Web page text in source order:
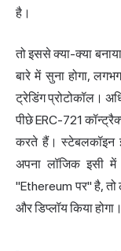
है।
तो इससे क्या-क्या
बारे में सुना होगा,
ट्रेडिंग प्रोटोकॉल।
पीछे ERC-721
करते हैं। स्टेबलकॉइन
अपना लॉजिक इसी
"Ethereum पर" है,
और डिप्लॉय किया होगा।